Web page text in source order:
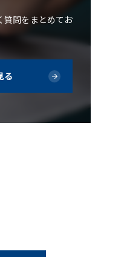
質問をまとめてお
る